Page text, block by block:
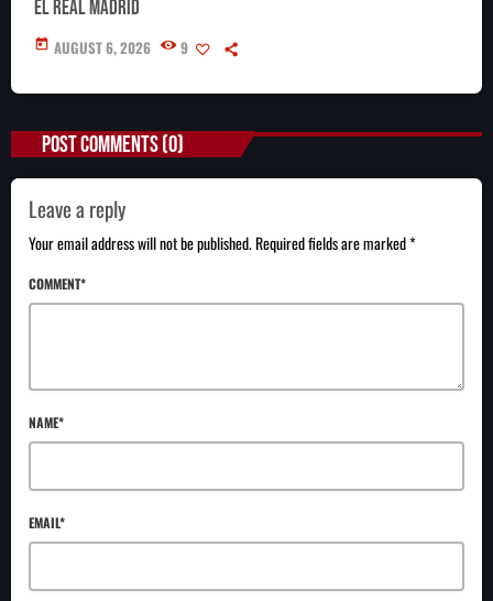
el Real Madrid
today AUGUST 6, 2026 9
POST COMMENTS (0)
Leave a reply
Your email address will not be published. Required fields are marked *
COMMENT*
NAME*
EMAIL*